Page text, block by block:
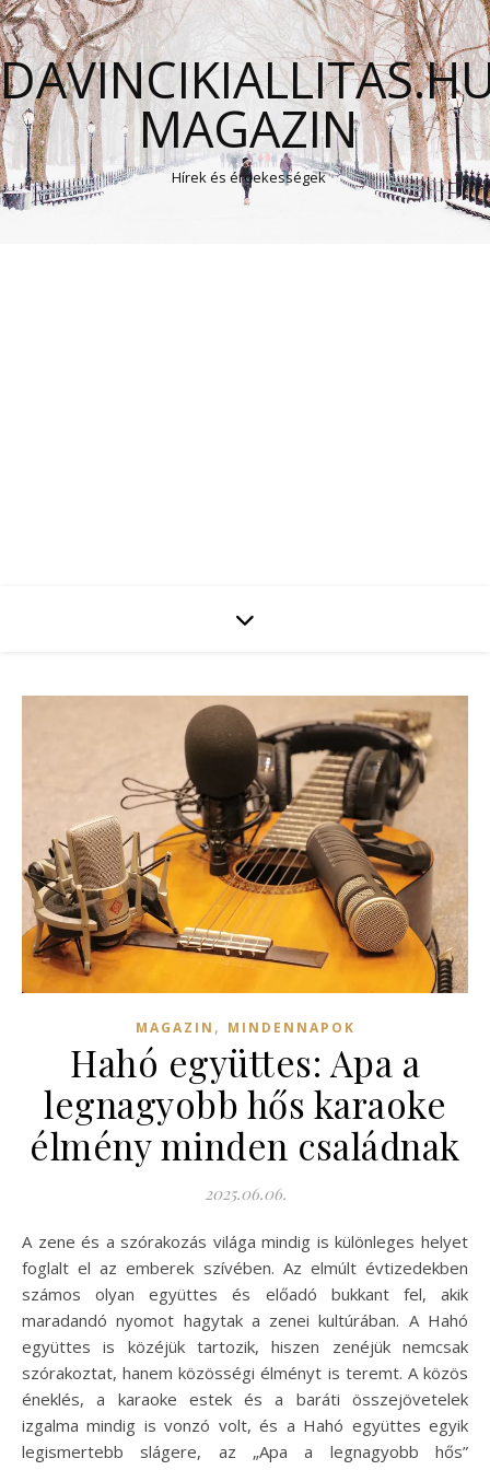
MAGAZIN
Hírek és érdekességek
MAGAZIN , MINDENNAPOK
Hahó együttes: Apa a
legnagyobb hős karaoke
élmény minden családnak
2025.06.06.
A zene és a szórakozás világa mindig is különleges helyet
foglalt el az emberek szívében. Az elmúlt évtizedekben
számos olyan együttes és előadó bukkant fel, akik
maradandó nyomot hagytak a zenei kultúrában. A Hahó
együttes is közéjük tartozik, hiszen zenéjük nemcsak
szórakoztat, hanem közösségi élményt is teremt. A közös
éneklés, a karaoke estek és a baráti összejövetelek
izgalma mindig is vonzó volt, és a Hahó együttes egyik
legismertebb slágere, az „Apa a legnagyobb hős”